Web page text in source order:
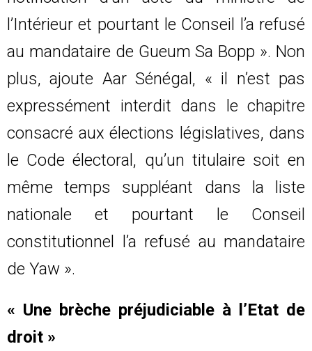
l’Intérieur et pourtant le Conseil l’a refusé
au mandataire de Gueum Sa Bopp ». Non
plus, ajoute Aar Sénégal, « il n’est pas
expressément interdit dans le chapitre
consacré aux élections législatives, dans
le Code électoral, qu’un titulaire soit en
même temps suppléant dans la liste
nationale et pourtant le Conseil
constitutionnel l’a refusé au mandataire
de Yaw ».
« Une brèche préjudiciable à l’Etat de
droit »